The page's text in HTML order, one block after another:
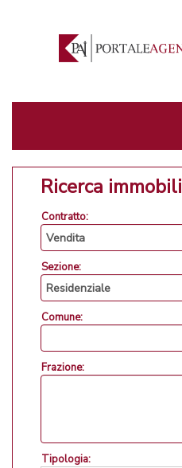
Ricerca immobili
Contratto:
Sezione:
Comune:
Frazione:
Tipologia: